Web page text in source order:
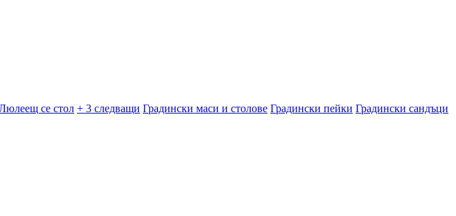
се стол + 3 следващи Градински маси и столове Градински пейки Градински сандъци